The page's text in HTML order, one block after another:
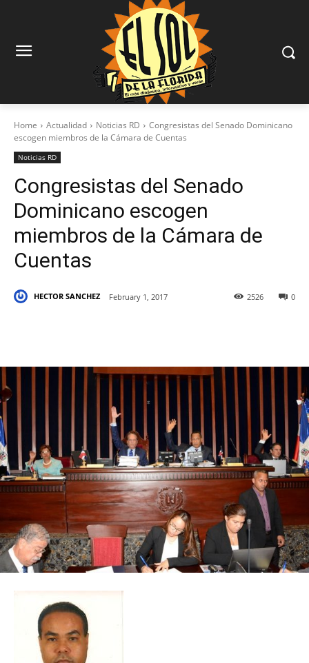
Home Actualidad Noticias RD
Congresistas del Senado Dominicano
escogen miembros de la Cámara de Cuentas
Noticias RD
Congresistas del Senado
Dominicano escogen
miembros de la Cámara de
Cuentas
HECTOR SANCHEZ February 1, 2017 0
2526